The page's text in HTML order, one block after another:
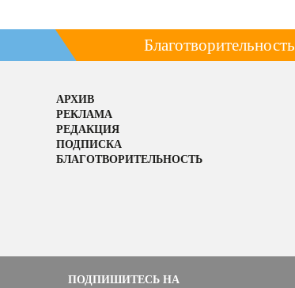
Благотворительность
АРХИВ
РЕКЛАМА
РЕДАКЦИЯ
ПОДПИСКА
БЛАГОТВОРИТЕЛЬНОСТЬ
ПОДПИШИТЕСЬ НА